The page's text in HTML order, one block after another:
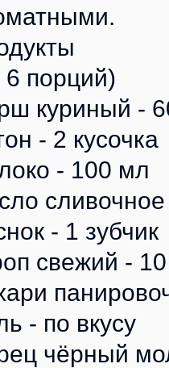
6 порций)
куриный -
- 2 кусочка
- 100 мл
сливочное
- 1 зубчик
свежий - 10
- по вкусу
чёрный